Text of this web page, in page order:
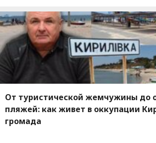
От туристической жемчужины до
пляжей: как живет в оккупации
громада